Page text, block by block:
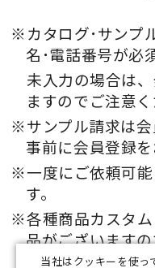
※カタログ･サンプ
名･電話番号が必
未入力の場合は
ますのでご注意く
※サンプル請求は会
事前に会員登録を
※一度にご依頼可
す。
※各種商品カスタ
品がございます
当社はクッキーを使っ